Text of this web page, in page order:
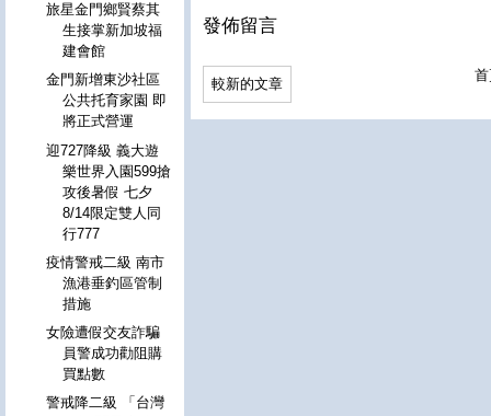
發佈留言
較新的文章
旅星金門鄉賢蔡其
生接掌新加坡福
建會館
金門新增東沙社區
公共托育家園 即
將正式營運
迎727降級 義大遊
樂世界入園599搶
攻後暑假 七夕
8/14限定雙人同
行777
疫情警戒二級 南市
漁港垂釣區管制
措施
女險遭假交友詐騙
員警成功勸阻購
買點數
警戒降二級 「台灣